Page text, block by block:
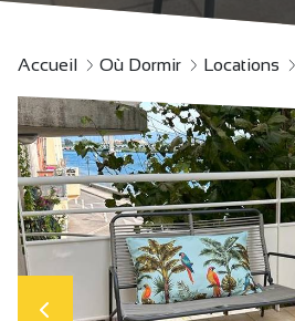
Accueil Où Dormir Locations